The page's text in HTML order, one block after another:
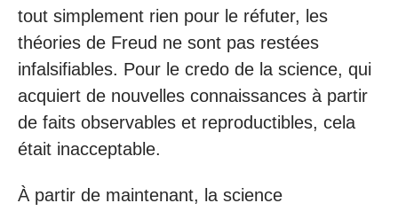
tout simplement rien pour le réfuter, les
théories de Freud ne sont pas restées
infalsifiables. Pour le credo de la science, qui
acquiert de nouvelles connaissances à partir
de faits observables et reproductibles, cela
était inacceptable.
À partir de maintenant, la science